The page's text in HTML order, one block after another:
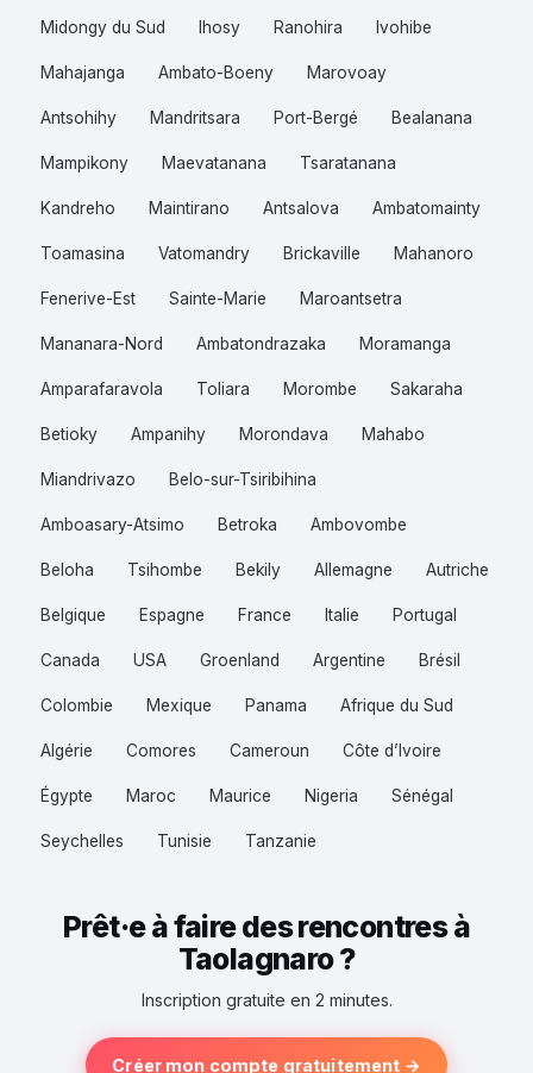
Midongy du Sud Ihosy Ranohira Ivohibe
Mahajanga Ambato-Boeny Marovoay
Antsohihy Mandritsara Port-Bergé Bealanana
Mampikony Maevatanana Tsaratanana
Kandreho Maintirano Antsalova Ambatomainty
Toamasina Vatomandry Brickaville Mahanoro
Fenerive-Est Sainte-Marie Maroantsetra
Mananara-Nord Ambatondrazaka Moramanga
Amparafaravola Toliara Morombe Sakaraha
Betioky Ampanihy Morondava Mahabo
Miandrivazo Belo-sur-Tsiribihina
Amboasary-Atsimo Betroka Ambovombe
Beloha Tsihombe Bekily Allemagne Autriche
Belgique Espagne France Italie Portugal
Canada USA Groenland Argentine Brésil
Colombie Mexique Panama Afrique du Sud
Algérie Comores Cameroun Côte d’Ivoire
Égypte Maroc Maurice Nigeria Sénégal
Seychelles Tunisie Tanzanie
Prêt·e à faire des rencontres à
Taolagnaro ?
Inscription gratuite en 2 minutes.
Créer mon compte gratuitement →